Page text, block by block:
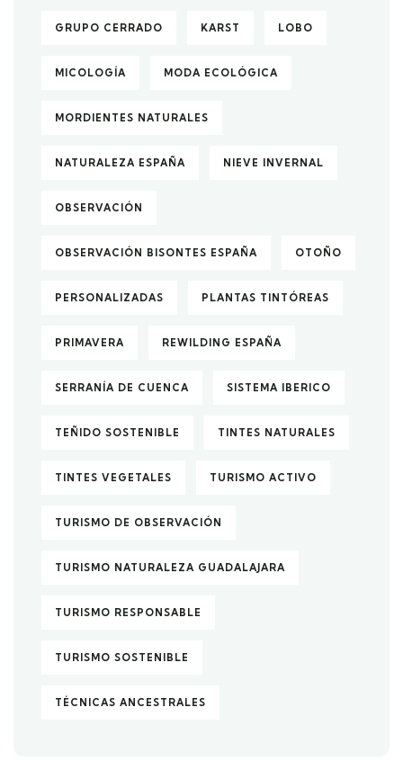
GRUPO CERRADO KARST LOBO
MICOLOGÍA MODA ECOLÓGICA
MORDIENTES NATURALES
NATURALEZA ESPAÑA NIEVE INVERNAL
OBSERVACIÓN
OBSERVACIÓN BISONTES ESPAÑA OTOÑO
PERSONALIZADAS PLANTAS TINTÓREAS
PRIMAVERA REWILDING ESPAÑA
SERRANÍA DE CUENCA SISTEMA IBERICO
TEÑIDO SOSTENIBLE TINTES NATURALES
TINTES VEGETALES TURISMO ACTIVO
TURISMO DE OBSERVACIÓN
TURISMO NATURALEZA GUADALAJARA
TURISMO RESPONSABLE
TURISMO SOSTENIBLE
TÉCNICAS ANCESTRALES